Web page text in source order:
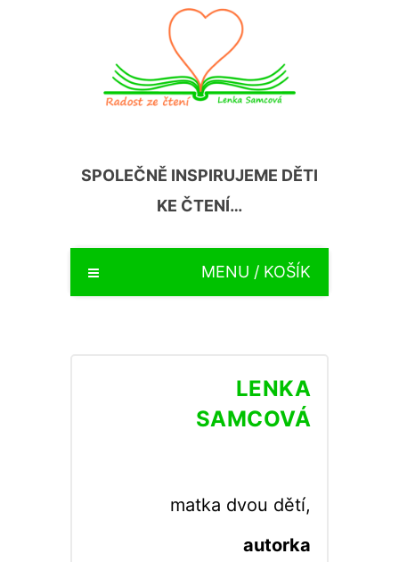
SPOLEČNĚ INSPIRUJEME DĚTI
KE ČTENÍ…
MENU / KOŠÍK
LENKA
SAMCOVÁ
matka dvou dětí,
autorka